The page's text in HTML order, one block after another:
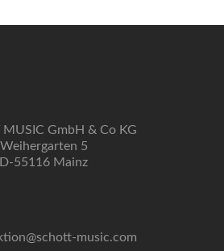
MUSIC GmbH & Co KG
Weihergarten 5
D-55116 Mainz
music.com